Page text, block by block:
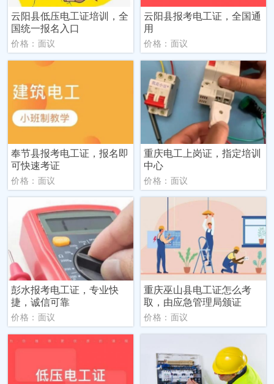
云阳县低压电工证培训，全
国统一报名入口
价格：面议
云阳县报考电工证，全国通
用
价格：面议
奉节县报考电工证，报名即
可快速考证
价格：面议
重庆电工上岗证，指定培训
中心
价格：面议
彭水报考电工证，专业快
捷，诚信可靠
价格：面议
重庆巫山县电工证怎么考
取，由应急管理局颁证
价格：面议